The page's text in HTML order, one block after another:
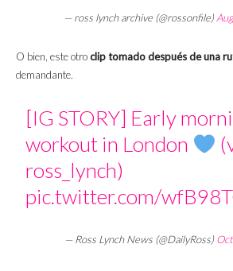
— ross lynch archive (@rossonfile)
O bien, este otroclip tomado después de una
demandante.
[IG STORY] Early
workout in London
ross_lynch)
pic.twitter.com/
— Ross Lynch News (@DailyRoss)